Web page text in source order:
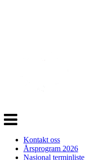
Veksle
navigasjon
Kontakt oss
Årsprogram 2026
Nasjonal terminliste